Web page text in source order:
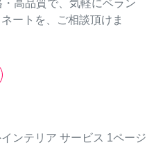
高品質で、気軽にベラン
ートを、ご相談頂けま
ンテリア サービス 1ページ